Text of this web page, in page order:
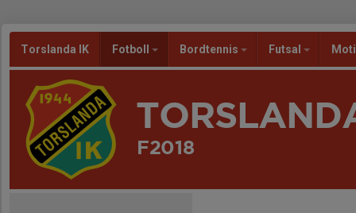
Torslanda IK Fotboll Bordtennis Futsal
F2018